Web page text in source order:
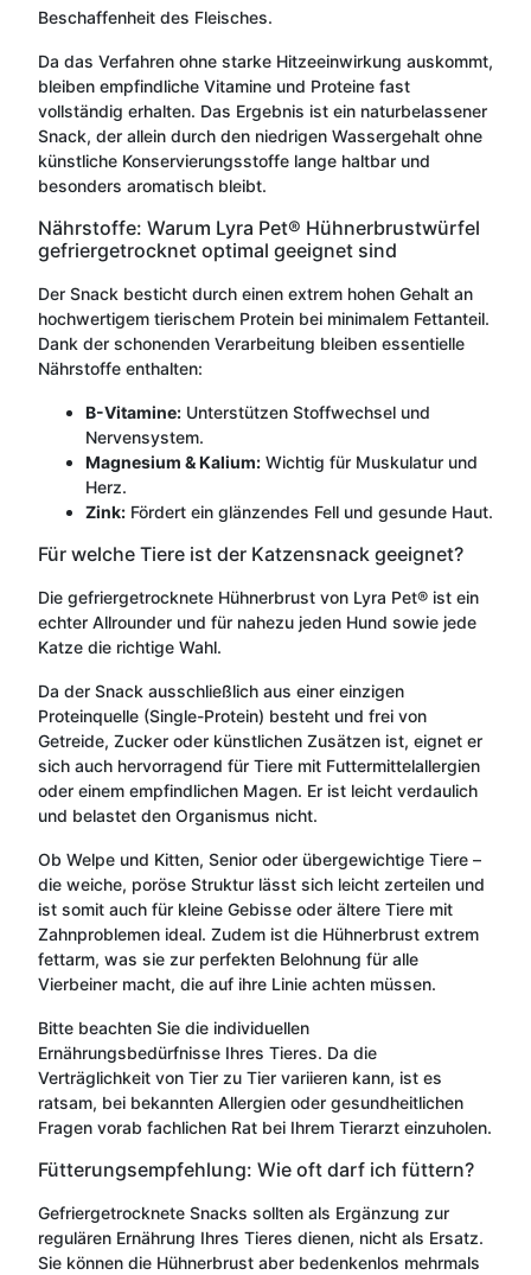
Beschaffenheit des Fleisches.
Da das Verfahren ohne starke Hitzeeinwirkung auskommt,
bleiben empfindliche Vitamine und Proteine fast
vollständig erhalten. Das Ergebnis ist ein naturbelassener
Snack, der allein durch den niedrigen Wassergehalt ohne
künstliche Konservierungsstoffe lange haltbar und
besonders aromatisch bleibt.
Nährstoffe: Warum Lyra Pet® Hühnerbrustwürfel
gefriergetrocknet optimal geeignet sind
Der Snack besticht durch einen extrem hohen Gehalt an
hochwertigem tierischem Protein bei minimalem Fettanteil.
Dank der schonenden Verarbeitung bleiben essentielle
Nährstoffe enthalten:
B-Vitamine: Unterstützen Stoffwechsel und
Nervensystem.
Magnesium & Kalium: Wichtig für Muskulatur und
Herz.
Zink: Fördert ein glänzendes Fell und gesunde Haut.
Für welche Tiere ist der Katzensnack geeignet?
Die gefriergetrocknete Hühnerbrust von Lyra Pet® ist ein
echter Allrounder und für nahezu jeden Hund sowie jede
Katze die richtige Wahl.
Da der Snack ausschließlich aus einer einzigen
Proteinquelle (Single-Protein) besteht und frei von
Getreide, Zucker oder künstlichen Zusätzen ist, eignet er
sich auch hervorragend für Tiere mit Futtermittelallergien
oder einem empfindlichen Magen. Er ist leicht verdaulich
und belastet den Organismus nicht.
Ob Welpe und Kitten, Senior oder übergewichtige Tiere –
die weiche, poröse Struktur lässt sich leicht zerteilen und
ist somit auch für kleine Gebisse oder ältere Tiere mit
Zahnproblemen ideal. Zudem ist die Hühnerbrust extrem
fettarm, was sie zur perfekten Belohnung für alle
Vierbeiner macht, die auf ihre Linie achten müssen.
Bitte beachten Sie die individuellen
Ernährungsbedürfnisse Ihres Tieres. Da die
Verträglichkeit von Tier zu Tier variieren kann, ist es
ratsam, bei bekannten Allergien oder gesundheitlichen
Fragen vorab fachlichen Rat bei Ihrem Tierarzt einzuholen.
Fütterungsempfehlung: Wie oft darf ich füttern?
Gefriergetrocknete Snacks sollten als Ergänzung zur
regulären Ernährung Ihres Tieres dienen, nicht als Ersatz.
Sie können die Hühnerbrust aber bedenkenlos mehrmals